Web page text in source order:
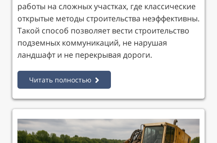
работы на сложных участках, где классические
открытые методы строительства неэффективны.
Такой способ позволяет вести строительство
подземных коммуникаций, не нарушая
ландшафт и не перекрывая дороги.
Читать полностью